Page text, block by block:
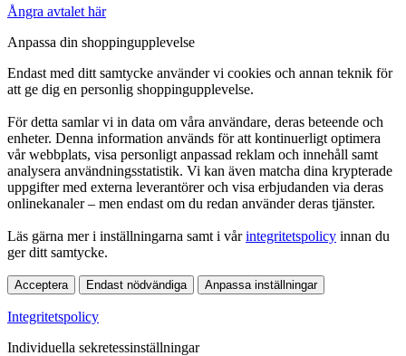
Ångra avtalet här
Anpassa din shoppingupplevelse
Endast med ditt samtycke använder vi cookies och annan teknik för
att ge dig en personlig shoppingupplevelse.
För detta samlar vi in data om våra användare, deras beteende och
enheter. Denna information används för att kontinuerligt optimera
vår webbplats, visa personligt anpassad reklam och innehåll samt
analysera användningsstatistik. Vi kan även matcha dina krypterade
uppgifter med externa leverantörer och visa erbjudanden via deras
onlinekanaler – men endast om du redan använder deras tjänster.
Läs gärna mer i inställningarna samt i vårintegritetspolicy innan du
ger ditt samtycke.
Acceptera Endast nödvändiga Anpassa inställningar
Integritetspolicy
Individuella sekretessinställningar